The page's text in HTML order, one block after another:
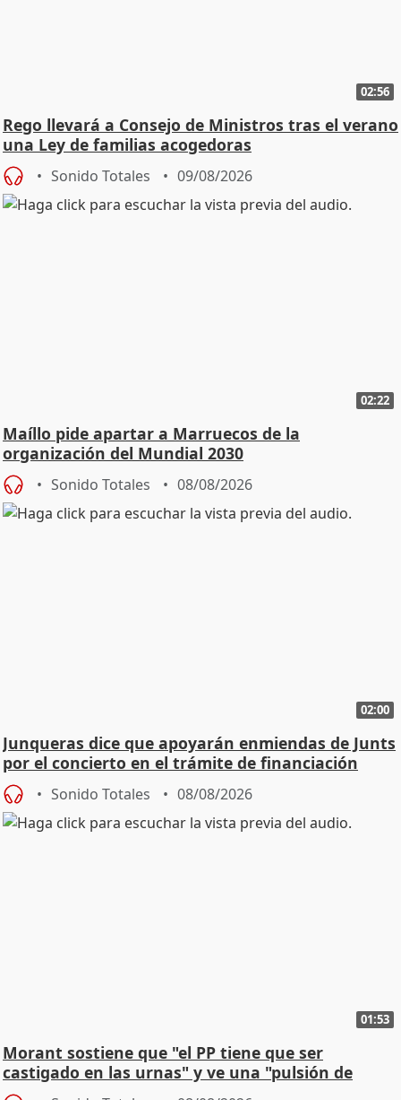
02:56
Rego llevará a Consejo de Ministros tras el verano
una Ley de familias acogedoras
Sonido Totales 09/08/2026
02:22
Maíllo pide apartar a Marruecos de la
organización del Mundial 2030
Sonido Totales 08/08/2026
02:00
Junqueras dice que apoyarán enmiendas de Junts
por el concierto en el trámite de financiación
Sonido Totales 08/08/2026
01:53
Morant sostiene que "el PP tiene que ser
castigado en las urnas" y ve una "pulsión de
cambio"